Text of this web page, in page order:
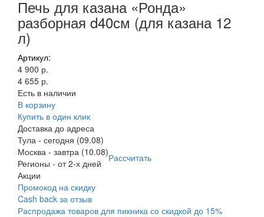
Печь для казана «Ронда»
разборная d40см (для казана 12
л)
Артикул:
4 900 р.
4 655 р.
Есть в наличии
В корзину
Купить в один клик
Доставка до адреса
Тула - сегодня (09.08)
Москва - завтра (10.08)Рассчитать
Регионы - от 2-х дней
Акции
Промокод на скидку
Cash back за отзыв
Распродажа товаров для пикника со скидкой до 15%